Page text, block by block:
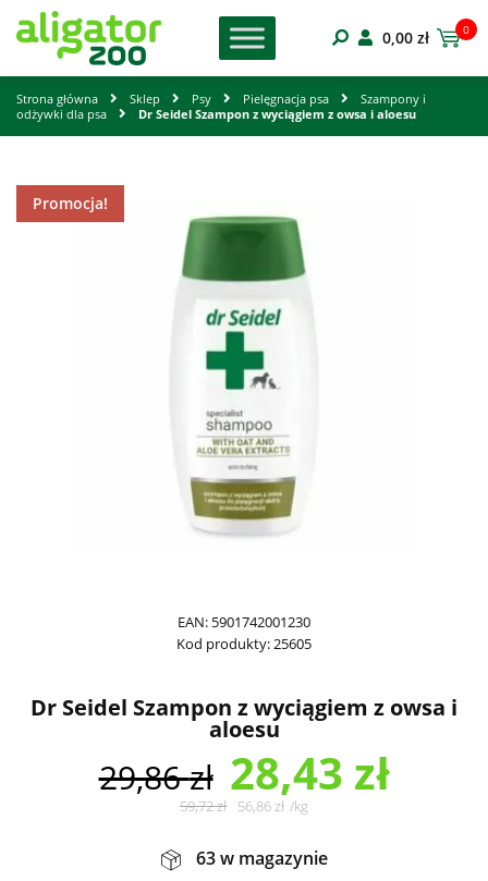
0,00 zł 0
Strona główna Sklep Psy Pielęgnacja psa
Szampony i
odżywki dla psa
Dr Seidel Szampon z wyciągiem z owsa i aloesu
Promocja!
EAN: 5901742001230
Kod produkty:25605
Dr Seidel Szampon z wyciągiem z owsa i
aloesu
29,86zł 28,43 zł
59,72zł 56,86zł /kg
63 w magazynie